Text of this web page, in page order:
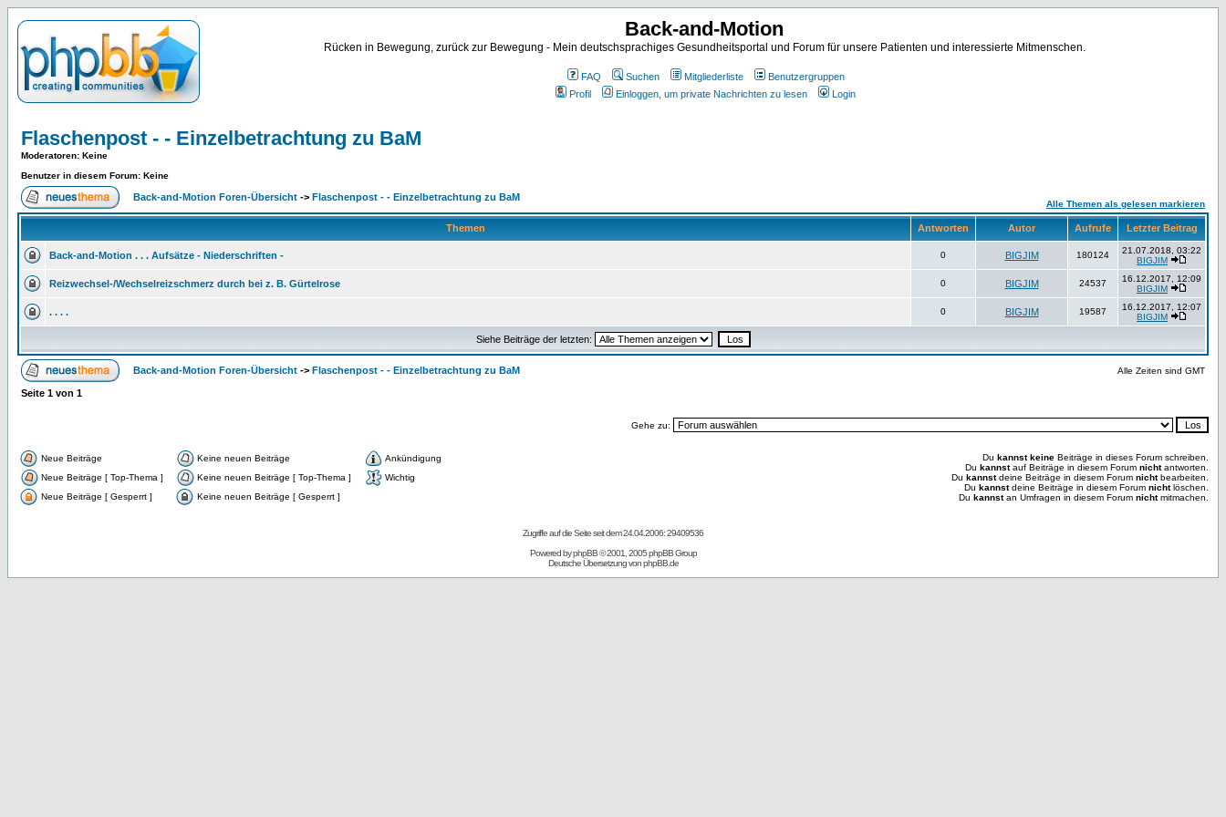
Back-and-Motion
Rücken in Bewegung, zurück zur Bewegung - Mein deutschsprachiges Gesundheitsportal und Forum für unsere Patienten und interessierte Mitmenschen.
FAQ Suchen Mitgliederliste
Benutzergruppen
Profil
Einloggen, um private Nachrichten zu lesen Login
Flaschenpost - - Einzelbetrachtung zu BaM
Moderatoren: Keine
Benutzer in diesem Forum: Keine
Back-and-Motion Foren-Übersicht -> Flaschenpost - - Einzelbetrachtung zu BaM
Alle Themen als gelesen markieren
Themen Antworten Autor Aufrufe Letzter Beitrag
Back-and-Motion . . . Aufsätze - Niederschriften - 0 BIGJIM 180124
21.07.2018, 03:22
BIGJIM
Reizwechsel-/Wechselreizschmerz durch bei z. B. Gürtelrose 0 BIGJIM 24537
16.12.2017, 12:09
BIGJIM
. . . . 0 BIGJIM 19587
16.12.2017, 12:07
BIGJIM
Siehe Beiträge der letzten:
Back-and-Motion Foren-Übersicht -> Flaschenpost - - Einzelbetrachtung zu BaM Alle Zeiten sind GMT
Seite 1 von 1
Gehe zu:
Neue Beiträge Keine neuen Beiträge
Ankündigung
Neue Beiträge [ Top-Thema ]
Keine neuen Beiträge [ Top-Thema ]
Wichtig
Neue Beiträge [ Gesperrt ]
Keine neuen Beiträge [ Gesperrt ]
Du kannst keine Beiträge in dieses Forum schreiben.
Du kannstauf Beiträge in diesem Forum nichtantworten.
Du kannstdeine Beiträge in diesem Forum nichtbearbeiten.
Du kannstdeine Beiträge in diesem Forum nichtlöschen.
Du kannstan Umfragen in diesem Forum nichtmitmachen.
Zugriffe auf die Seite seit dem 24.04.2006: 29409536
Powered byphpBB© 2001, 2005 phpBB Group
Deutsche Übersetzung vonphpBB.de